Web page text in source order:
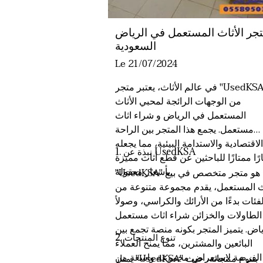
الأثاث المستعمل في الرياض
السعودية
Le 21/07/2024
في عالم الأثاث، يعتبر متجر "UsedKSA"
من الوجهات الرائجة لمحبي الأثاث
المستعمل في الرياض وشراء اثاث
مستعمل. يجمع هذا المتجر بين الراحة
الاقتصادية والاستدامة البيئية، مما يجعله
ممتازًا للباحثين عن قطع أثاث مميزة
بأسعار معقولة.
1. نبذة عن UsedKSA
"UsedKSA" هو متجر متخصص في بيع
المستعمل، يقدم مجموعة متنوعة من
بدءًا من الأرائك والكراسي، وصولاً
الطاولات والخزائن شراء اثاث مستعمل
. يتميز المتجر بكونه منصة تجمع بين
البائعين والمشترين، مما يمنح العملاء
الفرصة لاستعراض مجموعة واسعة من
2. تنوع المنتجات
يمتاز "UsedKSA" بتنوع منتجاته، حيث